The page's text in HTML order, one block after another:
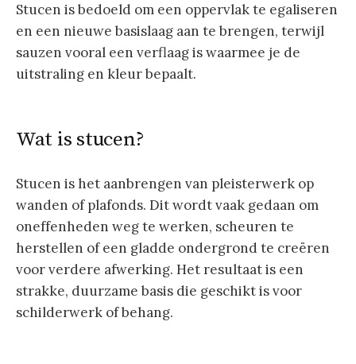
Stucen is bedoeld om een oppervlak te egaliseren
en een nieuwe basislaag aan te brengen, terwijl
sauzen vooral een verflaag is waarmee je de
uitstraling en kleur bepaalt.
Wat is stucen?
Stucen is het aanbrengen van pleisterwerk op
wanden of plafonds. Dit wordt vaak gedaan om
oneffenheden weg te werken, scheuren te
herstellen of een gladde ondergrond te creëren
voor verdere afwerking. Het resultaat is een
strakke, duurzame basis die geschikt is voor
schilderwerk of behang.